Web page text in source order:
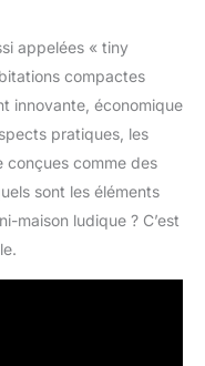
appelées « tiny
compactes
innovante, économique
pratiques, les
conçues comme des
sont les éléments
maison ludique ? C’est